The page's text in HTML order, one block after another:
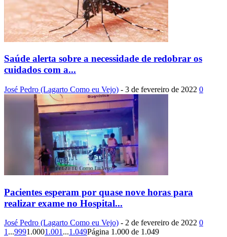
Saúde alerta sobre a necessidade de redobrar os
cuidados com a...
José Pedro (Lagarto Como eu Vejo) - 3 de fevereiro de 2022 0
Pacientes esperam por quase nove horas para
realizar exame no Hospital...
José Pedro (Lagarto Como eu Vejo) - 2 de fevereiro de 2022 0
1...9991.0001.001...1.049Página 1.000 de 1.049